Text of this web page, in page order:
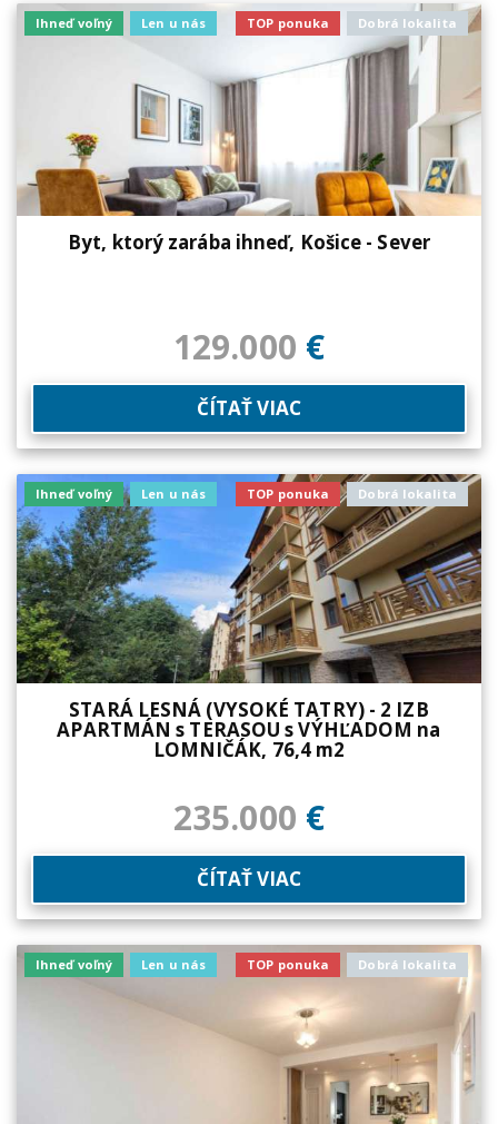
Ihneď voľný Len u nás TOP ponuka Dobrá lokalita
Byt, ktorý zarába ihneď, Košice - Sever
129.000 €
ČÍTAŤ VIAC
Ihneď voľný Len u nás TOP ponuka Dobrá lokalita
STARÁ LESNÁ (VYSOKÉ TATRY) - 2 IZB
APARTMÁN s TERASOU s VÝHĽADOM na
LOMNIČÁK, 76,4 m2
235.000 €
ČÍTAŤ VIAC
Ihneď voľný Len u nás TOP ponuka Dobrá lokalita